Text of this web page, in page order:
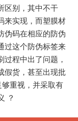
区别，其中不干
来实现，而塑膜材
伪码在相应的防伪
过这个防伪标签来
程中出了问题，
假货，甚至出现批
够重视，并采取有
？